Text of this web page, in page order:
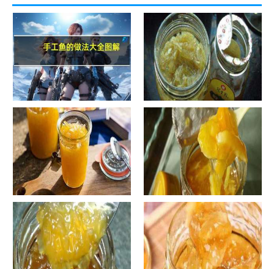
手工鱼的做法大全图解
蜂蜜柚子茶的正确做法-蜂蜜柚
子茶的浸泡方法有哪些？
自制蜂蜜柚子茶-蜂蜜柚子茶有
哪些正确的做法？
自制蜂蜜柚子茶-蜂蜜柚子茶如
何正确饮用？